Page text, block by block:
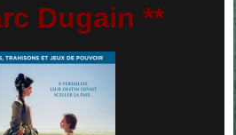
Dugain **